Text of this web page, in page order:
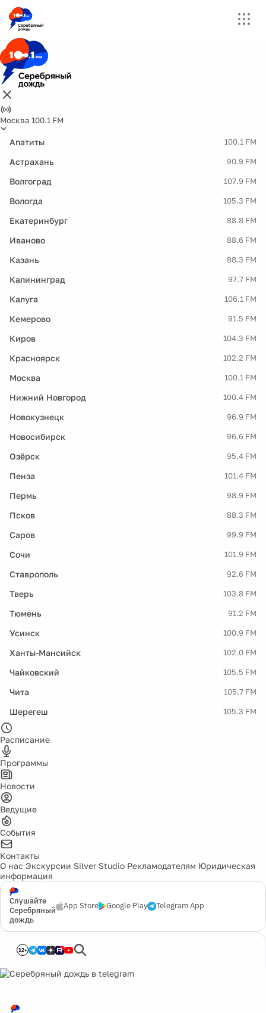
Москва 100.1 FM
Апатиты 100.1 FM
Астрахань 90.9 FM
Волгоград 107.9 FM
Вологда 105.3 FM
Екатеринбург 88.8 FM
Иваново 88.6 FM
Казань 88.3 FM
Калининград 97.7 FM
Калуга 106.1 FM
Кемерово 91.5 FM
Киров 104.3 FM
Красноярск 102.2 FM
Москва 100.1 FM
Нижний Новгород 100.4 FM
Новокузнецк 96.9 FM
Новосибирск 96.6 FM
Озёрск 95.4 FM
Пенза 101.4 FM
Пермь 98.9 FM
Псков 88.3 FM
Саров 99.9 FM
Сочи 101.9 FM
Ставрополь 92.6 FM
Тверь 103.8 FM
Тюмень 91.2 FM
Усинск 100.9 FM
Ханты-Мансийск 102.0 FM
Чайковский 105.5 FM
Чита 105.7 FM
Шерегеш 105.3 FM
Расписание
Программы
Новости
Ведущие
События
Контакты
О нас Экскурсии Silver Studio Рекламодателям Юридическая
информация
Слушайте
Серебряный
дождь
App Store Google Play Telegram App
12+